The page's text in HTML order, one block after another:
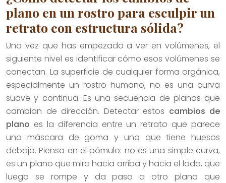
plano en un rostro para esculpir un
retrato con estructura sólida?
Una vez que has empezado a ver en volúmenes, el
siguiente nivel es identificar cómo esos volúmenes se
conectan. La superficie de cualquier forma orgánica,
especialmente un rostro humano, no es una curva
suave y continua. Es una secuencia de planos que
cambian de dirección. Detectar estos cambios de
plano es la diferencia entre un retrato que parece
una máscara de goma y uno que tiene huesos
debajo. Piensa en el pómulo: no es una simple curva,
es un plano que mira hacia arriba y hacia el lado, que
luego se rompe y da paso a otro plano que